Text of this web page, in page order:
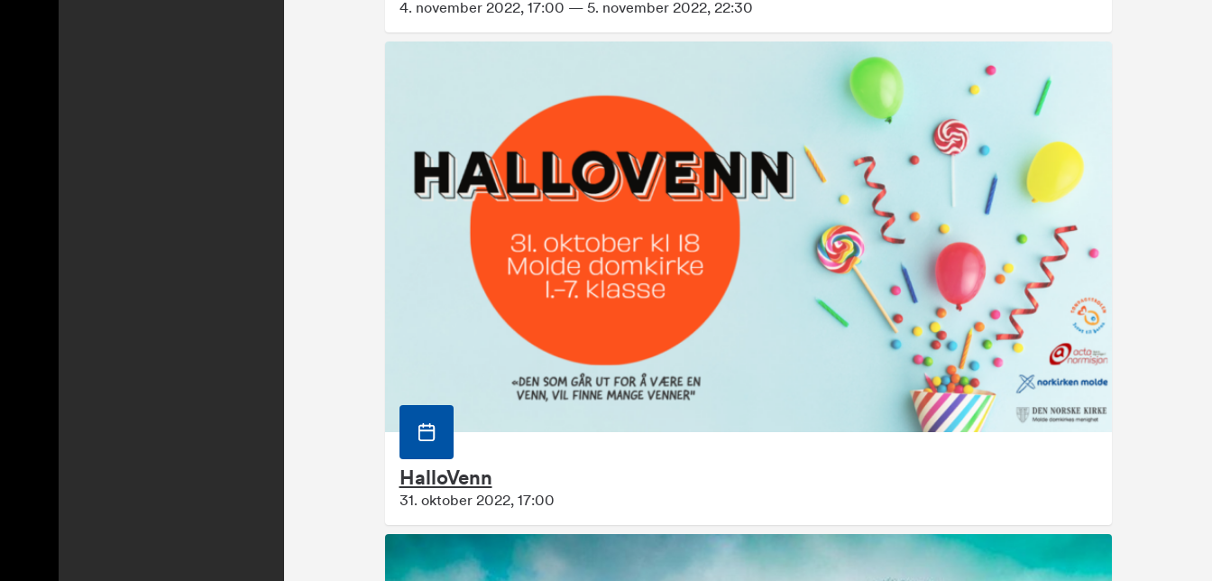
4. november 2022, 17:00 — 5. november 2022, 22:30
HalloVenn
31. oktober 2022, 17:00